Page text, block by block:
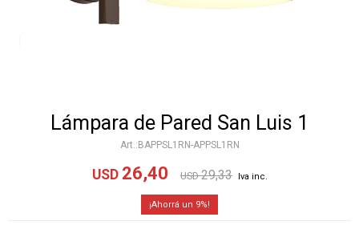
Lámpara de Pared San Luis 1
BAPPSL1RN-APPSL1RN
USD 26,40 USD 29,33
9